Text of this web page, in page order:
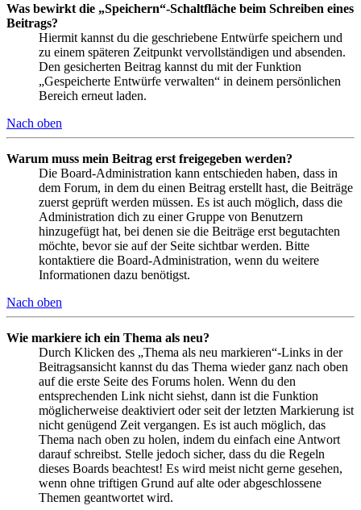
Was bewirkt die „Speichern“-Schaltfläche beim Schreiben eines
Beitrags?
Hiermit kannst du die geschriebene Entwürfe speichern und
zu einem späteren Zeitpunkt vervollständigen und absenden.
Den gesicherten Beitrag kannst du mit der Funktion
„Gespeicherte Entwürfe verwalten“ in deinem persönlichen
Bereich erneut laden.
Nach oben
Warum muss mein Beitrag erst freigegeben werden?
Die Board-Administration kann entschieden haben, dass in
dem Forum, in dem du einen Beitrag erstellt hast, die Beiträge
zuerst geprüft werden müssen. Es ist auch möglich, dass die
Administration dich zu einer Gruppe von Benutzern
hinzugefügt hat, bei denen sie die Beiträge erst begutachten
möchte, bevor sie auf der Seite sichtbar werden. Bitte
kontaktiere die Board-Administration, wenn du weitere
Informationen dazu benötigst.
Nach oben
Wie markiere ich ein Thema als neu?
Durch Klicken des „Thema als neu markieren“-Links in der
Beitragsansicht kannst du das Thema wieder ganz nach oben
auf die erste Seite des Forums holen. Wenn du den
entsprechenden Link nicht siehst, dann ist die Funktion
möglicherweise deaktiviert oder seit der letzten Markierung ist
nicht genügend Zeit vergangen. Es ist auch möglich, das
Thema nach oben zu holen, indem du einfach eine Antwort
darauf schreibst. Stelle jedoch sicher, dass du die Regeln
dieses Boards beachtest! Es wird meist nicht gerne gesehen,
wenn ohne triftigen Grund auf alte oder abgeschlossene
Themen geantwortet wird.